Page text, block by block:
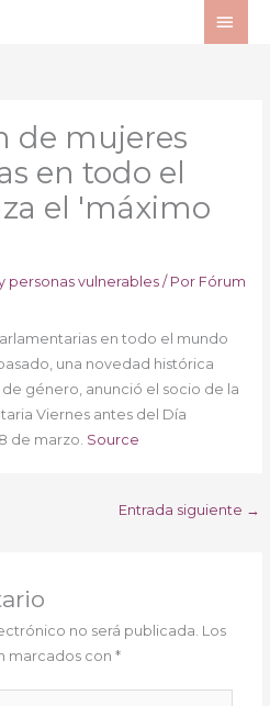
de mujeres
en todo el
el 'máximo
personas vulnerables/ Por Fórum
en todo el mundo
una novedad histórica
género, anunció el socio de la
Viernes antes del Día
de marzo. Source
Entrada siguiente →
no será publicada. Los
marcados con*